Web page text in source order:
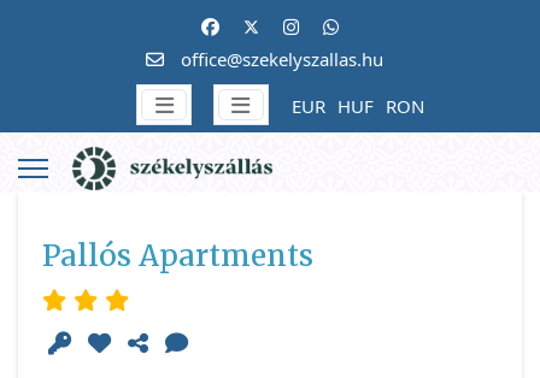
office@szekelyszallas.hu
EUR HUF RON
Pallós Apartments